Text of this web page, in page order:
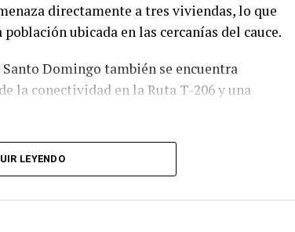
directamente a tres viviendas, lo que
ubicada en las cercanías del cauce.
Domingo también se encuentra
la conectividad en la Ruta T-206 y una
permanecerá vigente hasta que las
LEYENDO